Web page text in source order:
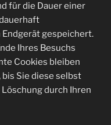
für die Dauer einer
gespeichert.
Ihres Besuchs
Cookies bleiben
Sie diese selbst
durch Ihren